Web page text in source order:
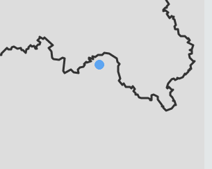
Chargement...